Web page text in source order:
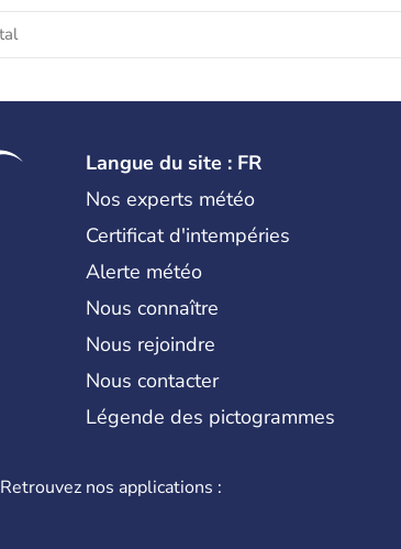
d'inventions avant-
Langue du site : FR
Nos experts météo
Certificat d'intempéries
Alerte météo
Nous connaître
Nous rejoindre
Nous contacter
Légende des pictogrammes
Retrouvez nos applications :